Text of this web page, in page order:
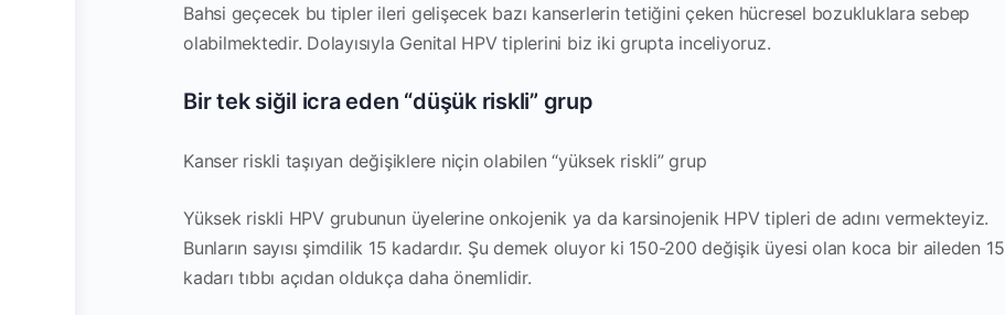
Bahsi geçecek bu tipler ileri gelişecek bazı kanserlerin tetiğini çeken hücresel bozukluklara sebep
olabilmektedir. Dolayısıyla Genital HPV tiplerini biz iki grupta inceliyoruz.
Bir tek siğil icra eden “düşük riskli” grup
Kanser riskli taşıyan değişiklere niçin olabilen “yüksek riskli” grup
Yüksek riskli HPV grubunun üyelerine onkojenik ya da karsinojenik HPV tipleri de adını vermekteyiz.
Bunların sayısı şimdilik 15 kadardır. Şu demek oluyor ki 150-200 değişik üyesi olan koca bir aileden 15
kadarı tıbbı açıdan oldukça daha önemlidir.